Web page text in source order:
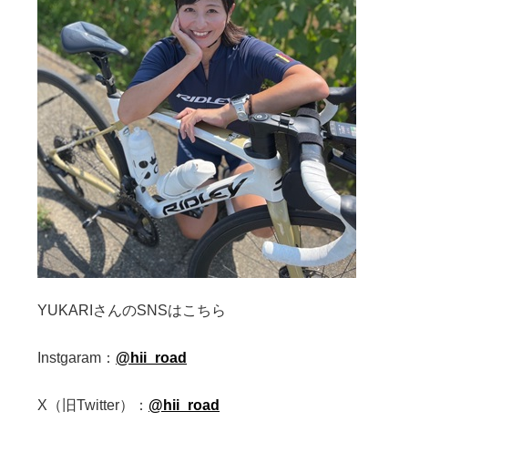
YUKARIさんのSNSはこちら
Instgaram： @hii_road
X（旧Twitter）： @hii_road